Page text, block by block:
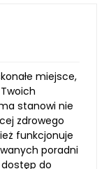
miejsce,
stanowi nie
zdrowego
funkcjonuje
poradni
do